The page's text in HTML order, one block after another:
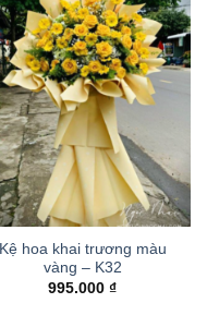
Kệ hoa khai trương màu
vàng – K32
995.000 ₫